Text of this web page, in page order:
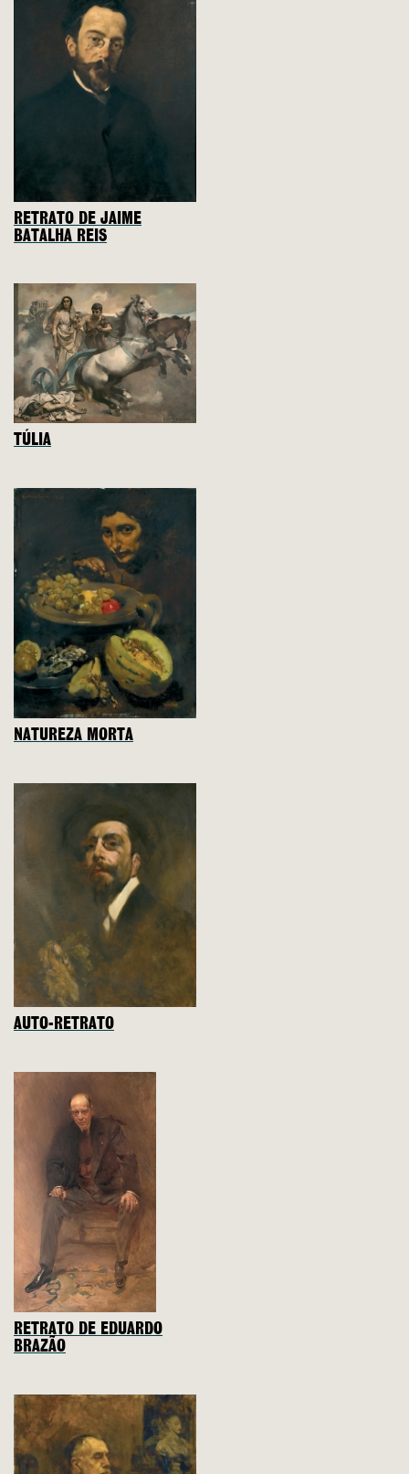
RETRATO DE JAIME
BATALHA REIS
TÚLIA
NATUREZA MORTA
AUTO-RETRATO
RETRATO DE EDUARDO
BRAZÃO